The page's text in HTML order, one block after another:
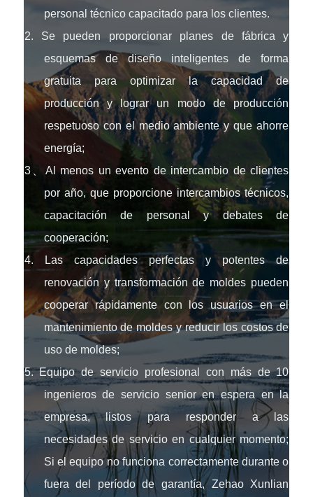
personal técnico capacitado para los clientes.
2. Se pueden proporcionar planes de fábrica y
esquemas de diseño inteligentes de forma
gratuita para optimizar la capacidad de
producción y lograr un modo de producción
respetuoso con el medio ambiente y que ahorre
energía;
3、Al menos un evento de intercambio de clientes
por año, que proporcione intercambios técnicos,
capacitación de personal y debates de
cooperación;
4. Las capacidades perfectas y potentes de
renovación y transformación de moldes pueden
cooperar rápidamente con los usuarios en el
mantenimiento de moldes y reducir los costos de
uso de moldes;
5. Equipo de servicio profesional con más de 10
ingenieros de servicio senior en espera en la
empresa, listos para responder a las
necesidades de servicio en cualquier momento;
Si el equipo no funciona correctamente durante o
fuera del período de garantía, Zehao Xunlian